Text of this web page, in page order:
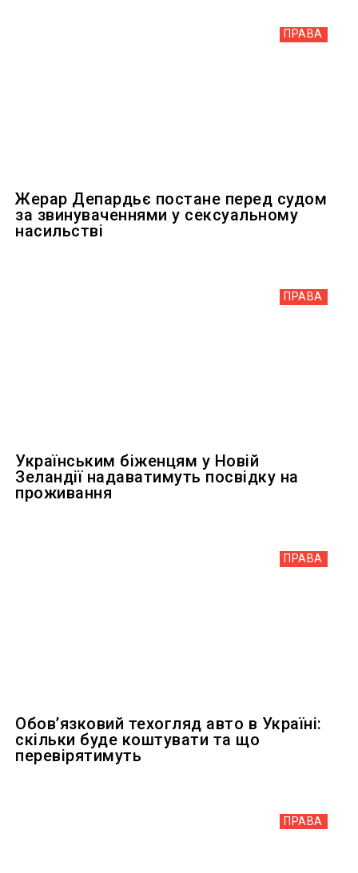
ПРАВА
Жерар Депардьє постане перед судом
за звинуваченнями у сексуальному
насильстві
ПРАВА
Українським біженцям у Новій
Зеландії надаватимуть посвідку на
проживання
ПРАВА
Обов’язковий техогляд авто в Україні:
скільки буде коштувати та що
перевірятимуть
ПРАВА